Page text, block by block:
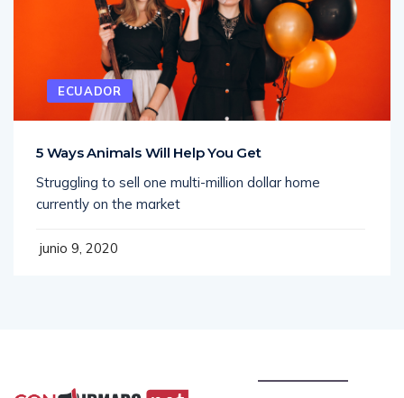
ECUADOR
5 Ways Animals Will Help You Get
Struggling to sell one multi-million dollar home
currently on the market
junio 9, 2020